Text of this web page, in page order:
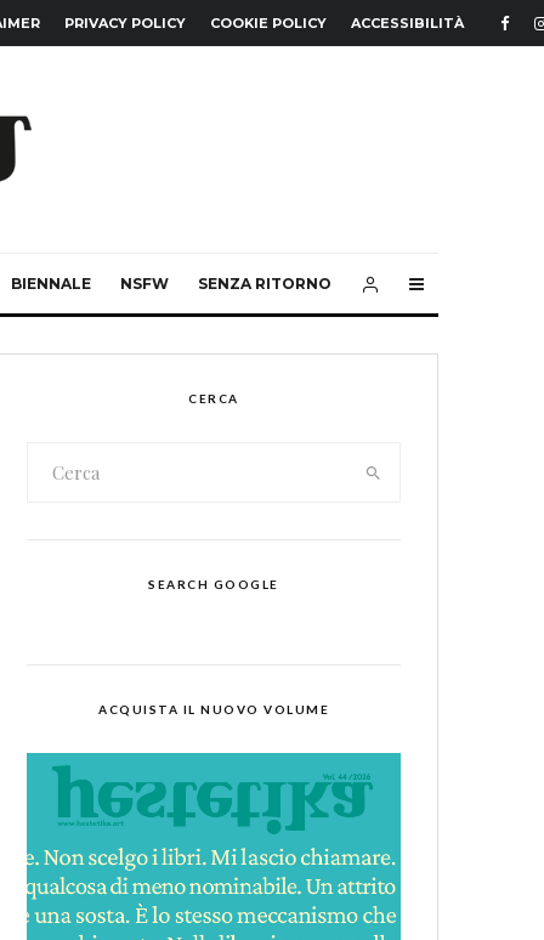
PRIVACY POLICY COOKIE POLICY ACCESSIBILITÀ
BIENNALE NSFW SENZA RITORNO
CERCA
SEARCH GOOGLE
ACQUISTA IL NUOVO VOLUME